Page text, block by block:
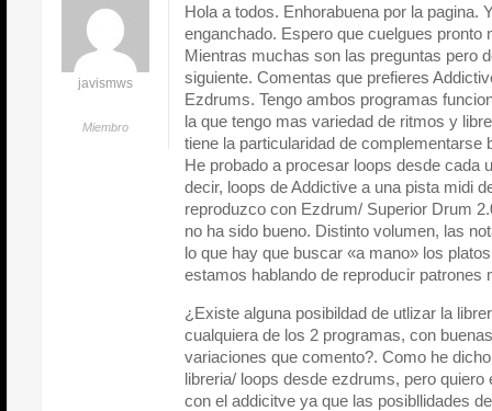
javismws
Miembro
Hola a todos. Enhorabuena por la pagina.
enganchado. Espero que cuelgues pronto
Mientras muchas son las preguntas pero
siguiente. Comentas que prefieres
Ezdrums. Tengo ambos programas
la que tengo mas variedad de ritmos y
tiene la particularidad de complementarse
He probado a procesar loops desde cada
decir, loops de Addictive a una pista midi
reproduzco con Ezdrum/ Superior Drum
no ha sido bueno. Distinto volumen, las
lo que hay que buscar «a mano» los
estamos hablando de reproducir patrones
¿Existe alguna posibildad de utlizar la
cualquiera de los 2 programas, con
variaciones que comento?. Como he
libreria/ loops desde ezdrums, pero
con el addicitve ya que las posibllidades